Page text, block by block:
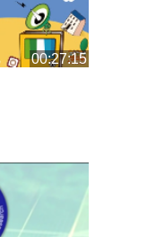
00:27:15